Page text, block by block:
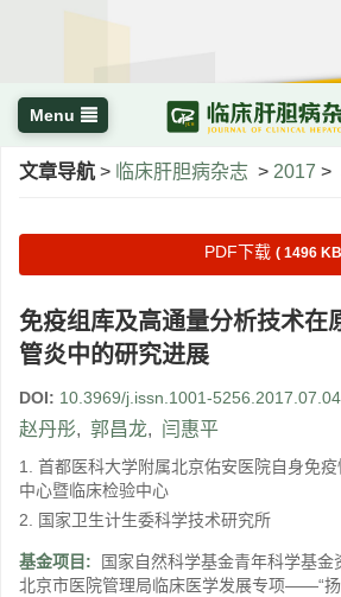
Menu
文章导航 > 临床肝胆病杂志 > 2017 >
PDF下载 ( 1496
免疫组库及高通量分析技术在
管炎中的研究进展
DOI: 10.3969/j.issn.1001-
赵丹彤, 郭昌龙, 闫惠平
1. 首都医科大学附属北京佑安医院自身免
中心暨临床检验中心
2. 国家卫生计生委科学技术研究所
基金项目:
国家自然科学基金青年科学基金
北京市医院管理局临床医学发展专项——“扬